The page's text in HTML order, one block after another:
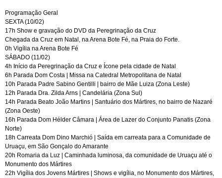
Programação Geral
SEXTA (10/02)
17h Show e gravação do DVD da Peregrinação da Cruz
Chegada da Cruz em Natal, na Arena Bote Fé, na Praia do Forte.
0h Vigília na Arena Bote Fé
SÁBADO (11/02)
4h Início da Peregrinação da Cruz e Ícone pela cidade de Natal
6h Parada Dom Costa | Missa na Catedral Metropolitana de Natal
10h Parada Padre Sabino Gentilli | bairro de Mãe Luiza (Zona Leste)
12h Parada Dra. Zilda Arns | Candelária (Zona Sul)
14h Parada Beato João Martins | Santuário dos Mártires, no bairro de Nazaré
(Zona Oeste)
16h Parada Dom Hélder Câmara | Área de Lazer do Conjunto Panatis (Zona
Norte)
18h Carreata Dom Dino Marchió | Saída em carreata para a Comunidade de
Uruaçu, em São Gonçalo do Amarante
20h Romaria da Luz | Caminhada luminosa, da comunidade de Uruaçu até o
Monumento dos Mártires
22h Vigília dos Jovens Mártires | Shows e vigília, no Monumento dos Mártires,